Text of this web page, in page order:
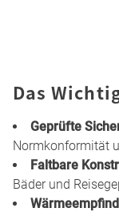
Das
Geprüfte
Normkonformität
Faltbare
Bäder und